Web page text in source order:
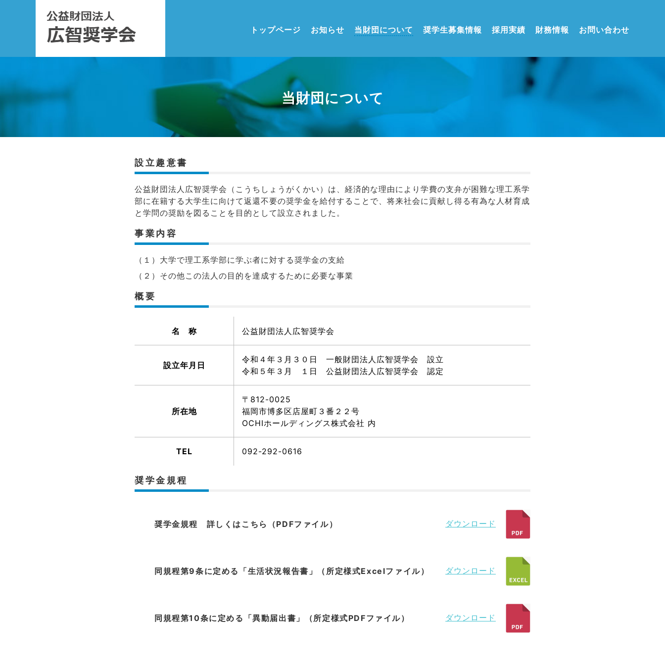
トップページ お知らせ 当財団について 奨学生募集情報 採用実績 財務情報 お問い合わせ
当財団について
設立趣意書
公益財団法人広智奨学会（こうちしょうがくかい）は、経済的な理由により学費の支弁が困難な理工系学
部に在籍する大学生に向けて返還不要の奨学金を給付することで、将来社会に貢献し得る有為な人材育成
と学問の奨励を図ることを目的として設立されました。
事業内容
（１）大学で理工系学部に学ぶ者に対する奨学金の支給
（２）その他この法人の目的を達成するために必要な事業
概要
名 称 公益財団法人広智奨学会
設立年月日
令和４年３月３０日 一般財団法人広智奨学会 設立
令和５年３月 １日 公益財団法人広智奨学会 認定
所在地
〒812-0025
福岡市博多区店屋町３番２２号
OCHIホールディングス株式会社 内
TEL 092-292-0616
奨学金規程
奨学金規程 詳しくはこちら（PDFファイル） ダウンロード
同規程第9条に定める「生活状況報告書」（所定様式Excelファイル） ダウンロード
同規程第10条に定める「異動届出書」（所定様式PDFファイル） ダウンロード